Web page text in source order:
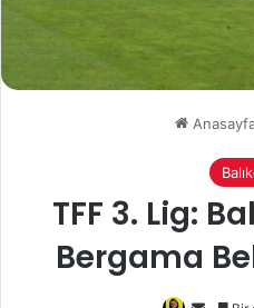
TFF 3. Lig:
Bergama